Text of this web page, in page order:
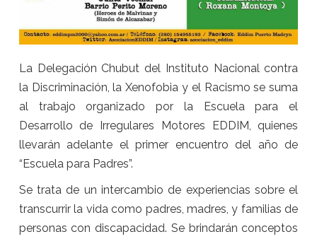
La Delegación Chubut del Instituto Nacional contra
la Discriminación, la Xenofobia y el Racismo se suma
al trabajo organizado por la Escuela para el
Desarrollo de Irregulares Motores EDDIM, quienes
llevarán adelante el primer encuentro del año de
“Escuela para Padres”.
Se trata de un intercambio de experiencias sobre el
transcurrir la vida como padres, madres, y familias de
personas con discapacidad. Se brindarán conceptos